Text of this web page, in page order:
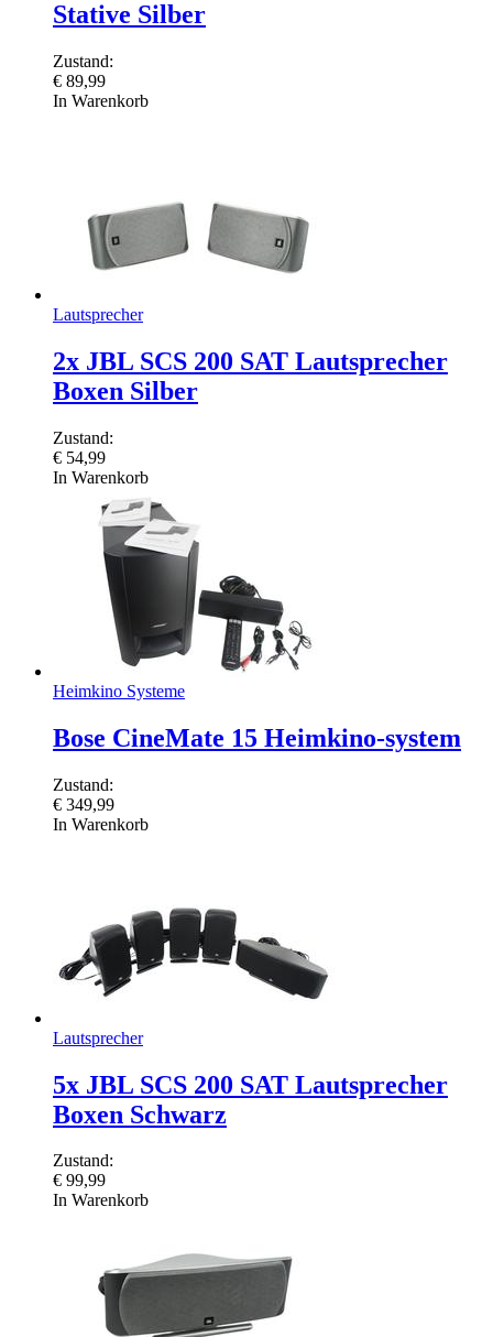
Stative Silber
Zustand:
€ 89,99
In Warenkorb
Lautsprecher
2x JBL SCS 200 SAT Lautsprecher
Boxen Silber
Zustand:
€ 54,99
In Warenkorb
Heimkino Systeme
Bose CineMate 15 Heimkino-system
Zustand:
€ 349,99
In Warenkorb
Lautsprecher
5x JBL SCS 200 SAT Lautsprecher
Boxen Schwarz
Zustand:
€ 99,99
In Warenkorb